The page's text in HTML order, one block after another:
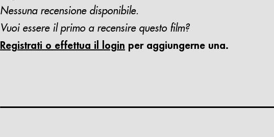
Nessuna recensione disponibile.
Vuoi essere il primo a recensire questo film?
Registrati o effettua il login per aggiungerne una.